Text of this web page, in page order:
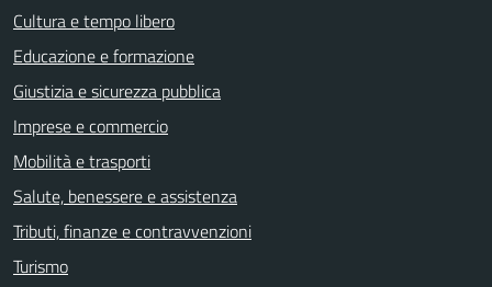
Cultura e tempo libero
Educazione e formazione
Giustizia e sicurezza pubblica
Imprese e commercio
Mobilità e trasporti
Salute, benessere e assistenza
Tributi, finanze e contravvenzioni
Turismo